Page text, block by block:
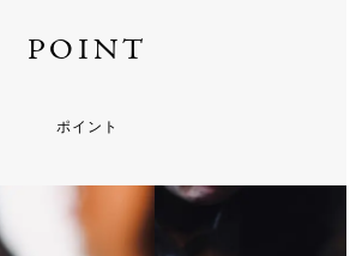
POINT
ポイント